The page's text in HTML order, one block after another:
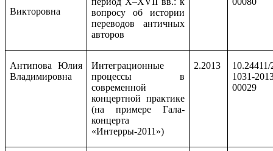
Викторовна
вопросу об истории
переводов античных
авторов
Антипова Юлия
Владимировна
Интеграционные
процессы в
современной
концертной практике
(на примере Гала-
концерта
«Интерры-2011»)
2.2013
1031-
00029